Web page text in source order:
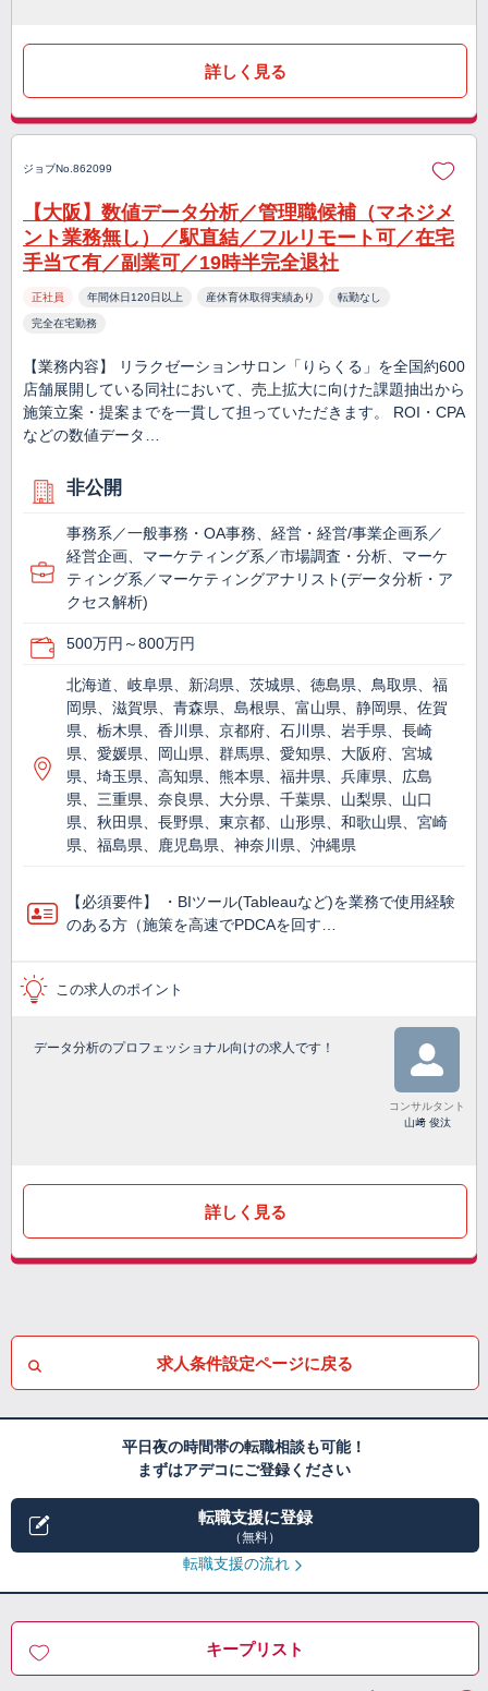
詳しく見る
ジョブNo.862099
【大阪】数値データ分析／管理職候補（マネジメ
ント業務無し）／駅直結／フルリモート可／在宅
手当て有／副業可／19時半完全退社
正社員 年間休日120日以上 産休育休取得実績あり 転勤なし
完全在宅勤務
【業務内容】 リラクゼーションサロン「りらくる」を全国約600
店舗展開している同社において、売上拡大に向けた課題抽出から
施策立案・提案までを一貫して担っていただきます。 ROI・CPA
などの数値データ…
非公開
事務系／一般事務・OA事務、経営・経営/事業企画系／
経営企画、マーケティング系／市場調査・分析、マーケ
ティング系／マーケティングアナリスト(データ分析・ア
クセス解析)
500万円～800万円
北海道、岐阜県、新潟県、茨城県、徳島県、鳥取県、福
岡県、滋賀県、青森県、島根県、富山県、静岡県、佐賀
県、栃木県、香川県、京都府、石川県、岩手県、長崎
県、愛媛県、岡山県、群馬県、愛知県、大阪府、宮城
県、埼玉県、高知県、熊本県、福井県、兵庫県、広島
県、三重県、奈良県、大分県、千葉県、山梨県、山口
県、秋田県、長野県、東京都、山形県、和歌山県、宮崎
県、福島県、鹿児島県、神奈川県、沖縄県
【必須要件】 ・BIツール(Tableauなど)を業務で使⽤経験
のある方（施策を高速でPDCAを回す…
この求人のポイント
データ分析のプロフェッショナル向けの求人です！
コンサルタント
山﨑 俊汰
詳しく見る
求人条件設定ページに戻る
平日夜の時間帯の転職相談も可能！
まずはアデコにご登録ください
転職支援に登録
（無料）
転職支援の流れ
キープリスト